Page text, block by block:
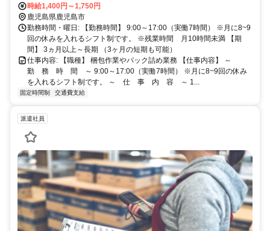
(徒歩 15分) 【交通手段（車通勤など）】 車通勤可、バイク通勤可、
電車通勤可
時給1,400円～1,750円
鹿児島県鹿児島市
勤務時間・曜日: 【勤務時間】 9:00～17:00（実働7時間） ※月に8~9
回の休みを入れるシフト制です。 ※残業時間 月10時間未満 【期
間】 3ヵ月以上～長期 （3ヶ月の短期も可能）
仕事内容: 【職種】 梱包作業やパック詰め業務 【仕事内容】 ～
勤 務 時 間 ～ 9:00～17:00（実働7時間） ※月に8~9回の休み
を入れるシフト制です。 ～ 仕 事 内 容 ～ 1...
固定時間制 交通費支給
派遣社員